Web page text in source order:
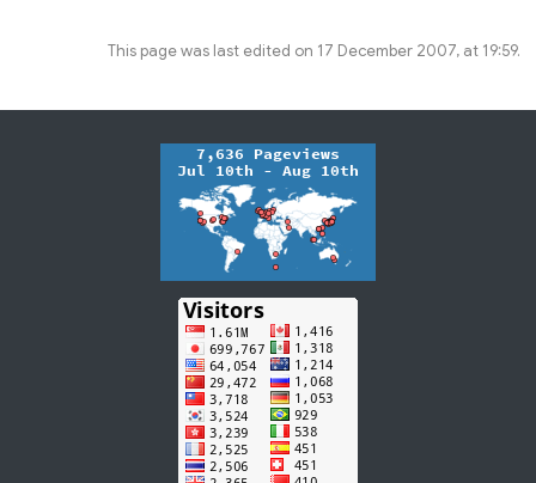
This page was last edited on 17 December 2007, at 19:59.